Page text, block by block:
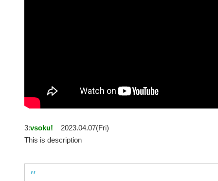
3:vsoku!
2023.04.07(Fri)
This is description